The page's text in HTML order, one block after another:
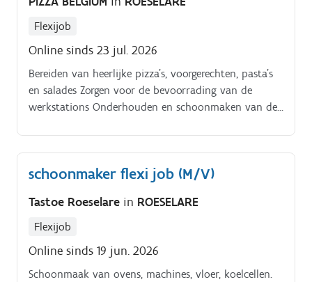
Flexijob
Online sinds 23 jul. 2026
Bereiden van heerlijke pizza's, voorgerechten, pasta's
en salades Zorgen voor de bevoorrading van de
werkstations Onderhouden en schoonmaken van de
schoonmaker flexi job (M/V)
Tastoe Roeselare in ROESELARE
Flexijob
Online sinds 19 jun. 2026
Schoonmaak van ovens, machines, vloer, koelcellen.